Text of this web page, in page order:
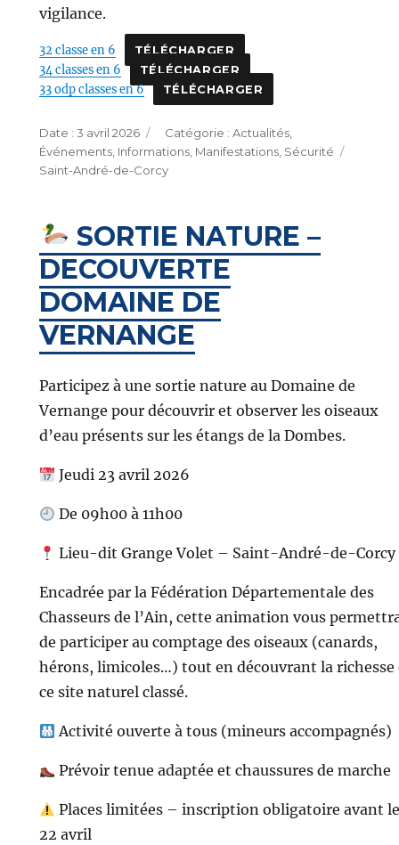
vigilance.
32 classe en 6 TÉLÉCHARGER
34 classes en 6 TÉLÉCHARGER
33 odp classes en 6 TÉLÉCHARGER
Publié
le
3 avril 2026 Catégories
Actualités,
Événements, Informations, Manifestations, Sécurité
Saint-André-de-Corcy
SORTIE NATURE –
DECOUVERTE
DOMAINE DE
VERNANGE
Participez à une sortie nature au Domaine de
Vernange pour découvrir et observer les oiseaux
d’eau présents sur les étangs de la Dombes.
Jeudi 23 avril 2026
De 09h00 à 11h00
Lieu-dit Grange Volet – Saint-André-de-Corcy
Encadrée par la Fédération Départementale des
Chasseurs de l’Ain, cette animation vous
de participer au comptage des oiseaux (canards,
hérons, limicoles…) tout en découvrant la richesse
ce site naturel classé.
Activité ouverte à tous (mineurs accompagnés)
Prévoir tenue adaptée et chaussures de marche
Places limitées – inscription obligatoire avant
22 avril